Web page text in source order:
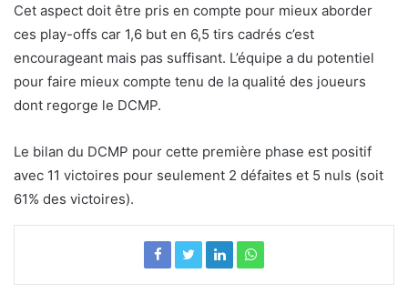
Cet aspect doit être pris en compte pour mieux aborder
ces play-offs car 1,6 but en 6,5 tirs cadrés c’est
encourageant mais pas suffisant. L’équipe a du potentiel
pour faire mieux compte tenu de la qualité des joueurs
dont regorge le DCMP.
Le bilan du DCMP pour cette première phase est positif
avec 11 victoires pour seulement 2 défaites et 5 nuls (soit
61% des victoires).